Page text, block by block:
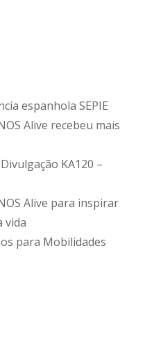
espanhola SEPIE
Alive recebeu mais
KA120 –
Alive para inspirar
vida
para Mobilidades